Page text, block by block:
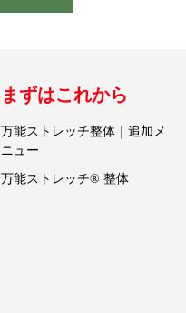
まずはこれから
万能ストレッチ整体｜追加メ
ニュー
万能ストレッチ® 整体